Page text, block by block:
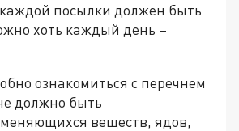
посылки должен быть
хоть каждый день –
ознакомиться с перечнем
должно быть
веществ, ядов,